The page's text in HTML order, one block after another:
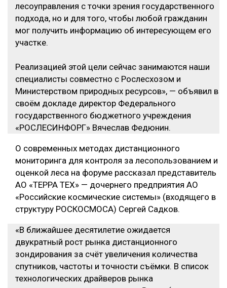
лесоуправления с точки зрения государственного
подхода, но и для того, чтобы любой гражданин
мог получить информацию об интересующем его
участке.
Реализацией этой цели сейчас занимаются наши
специалисты совместно с Рослесхозом и
Министерством природных ресурсов», — объявил в
своём докладе директор Федерального
государственного бюджетного учреждения
«РОСЛЕСИНФОРГ» Вячеслав Федюнин.
О современных методах дистанционного
мониторинга для контроля за лесопользованием и
оценкой леса на форуме рассказал представитель
АО «ТЕРРА ТЕХ» — дочернего предприятия АО
«Российские космические системы» (входящего в
структуру РОСКОСМОСА) Сергей Садков.
«В ближайшее десятилетие ожидается
двукратный рост рынка дистанционного
зондирования за счёт увеличения количества
спутников, частоты и точности съёмки. В список
технологических драйверов рынка